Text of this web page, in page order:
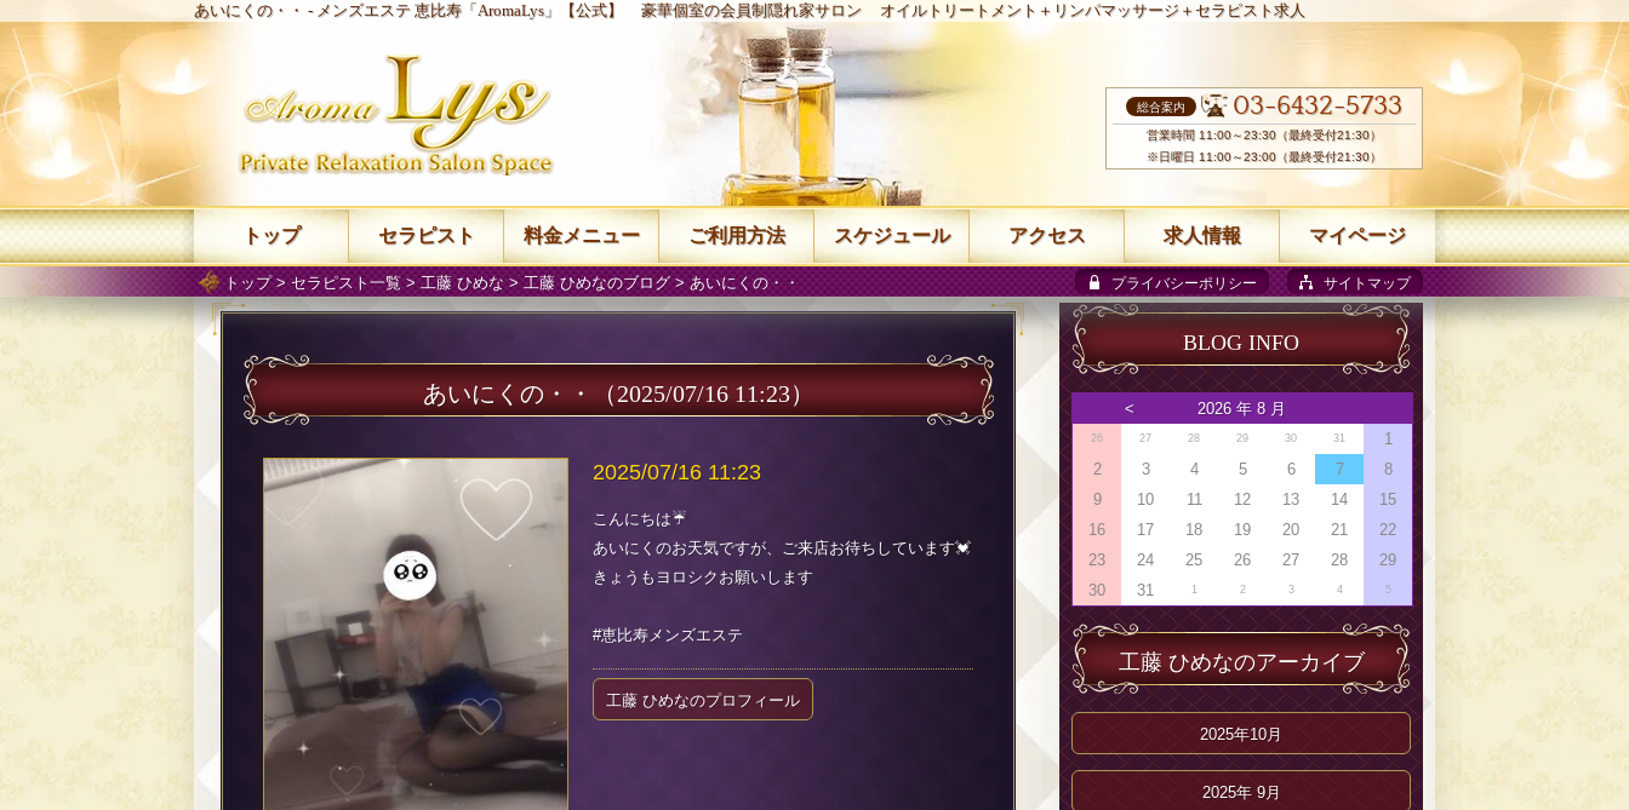
あいにくの・・ - メンズエステ 恵比寿「AromaLys」【公式】 豪華個室の会員制隠れ家サロン オイルトリートメント＋リンパマッサージ＋セラピスト求人
トップ> セラピスト一覧>工藤 ひめな >工藤 ひめなのブログ> あいにくの・・ プライバシーポリシー サイトマップ
あいにくの・・ （2025/07/16 11:23）
2025/07/16 11:23
こんにちは☔
あいにくのお天気ですが、ご来店お待ちしています💓
きょうもヨロシクお願いします
#恵比寿メンズエステ
工藤 ひめなのプロフィール
BLOG INFO
< 2026 年 8 月
26 27 28 29 30 31
1
2
3 4 5 6 7
8
9
10 11 12 13 14
15
16
17 18 19 20 21
22
23
24 25 26 27 28
29
30
31 1 2 3 4 5
工藤 ひめなのアーカイブ
2025年10月
2025年 9月
総合案内 03-6432-5733
営業時間 11:00～23:30（最終受付21:30）
※日曜日 11:00～23:00（最終受付21:30）
トップ セラピスト 料金メニュー ご利用方法 スケジュール アクセス 求人情報 マイページ